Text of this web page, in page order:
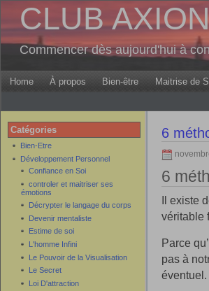
CLUB
Commencer dès aujourd'hui à
Home À propos Bien-être Maitrise de
Catégories
Bien-Etre
Développement Personnel
Confiance en Soi
controler et maitriser ses
émotions
Décrypter le langage du corps
Devenir mentaliste
Estime de soi
L'homme Infini
Le Pouvoir de la Visualisation
Le Secret
Loi D'attraction
6
6
Il existe
véritable
Parce
pas à
éventuel.